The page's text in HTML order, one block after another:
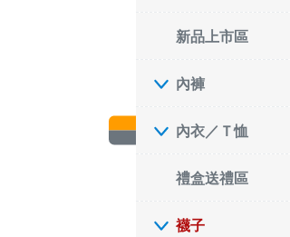
新品上市區
內褲
內衣／Ｔ恤
禮盒送禮區
襪子